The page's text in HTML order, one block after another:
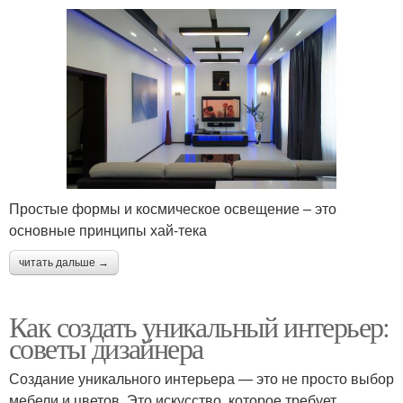
Простые формы и космическое освещение – это
основные принципы хай-тека
читать дальше →
Как создать уникальный интерьер:
советы дизайнера
Создание уникального интерьера — это не просто выбор